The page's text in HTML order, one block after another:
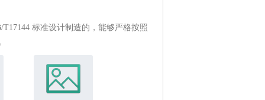
标准设计制造的，能够严格按照